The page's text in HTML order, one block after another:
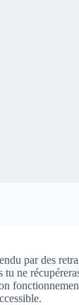
par des
ne